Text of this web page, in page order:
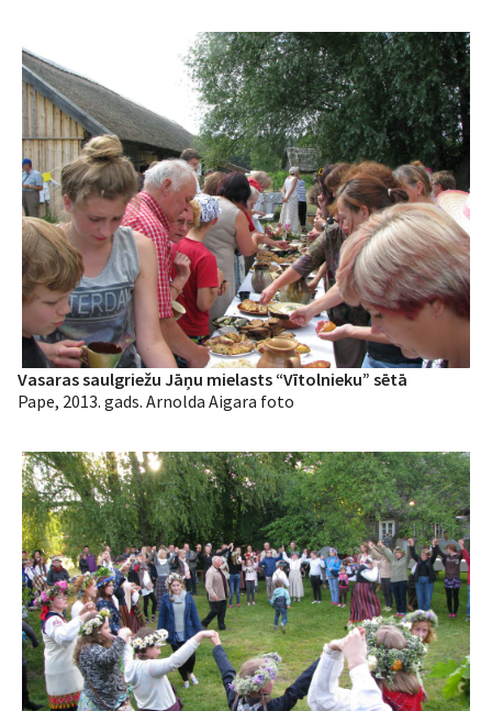
Vasaras saulgriežu Jāņu mielasts “Vītolnieku” sētā
Pape, 2013. gads. Arnolda Aigara foto